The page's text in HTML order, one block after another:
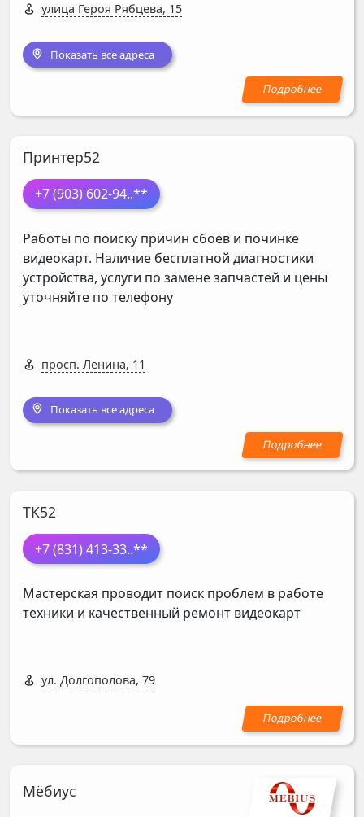
улица Героя Рябцева, 15
Показать все адреса
Принтер52
+7 (903) 602-94..**
Работы по поиску причин сбоев и починке
видеокарт. Наличие бесплатной диагностики
устройства, услуги по замене запчастей и цены
уточняйте по телефону
просп. Ленина, 11
Показать все адреса
ТК52
+7 (831) 413-33..**
Мастерская проводит поиск проблем в работе
техники и качественный ремонт видеокарт
ул. Долгополова, 79
Мёбиус